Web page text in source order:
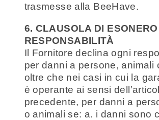
trasmesse alla BeeHave.
6. CLAUSOLA DI
RESPONSABILITÀ
Il Fornitore declina ogni
per danni a persone, animali
oltre che nei casi in cui la
è operante ai sensi
precedente, per danni a
o animali se: a. i danni sono